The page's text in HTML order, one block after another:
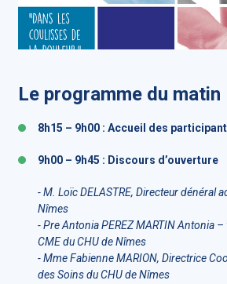
Le programme du matin
8h15 – 9h00 : Accueil des
9h00 – 9h45 : Discours d’ouverture
- M. Loïc DELASTRE, Directeur dénéral
Nîmes
- Pre Antonia PEREZ MARTIN Antonia
CME du CHU de Nîmes
- Mme Fabienne MARION, Directrice
des Soins du CHU de Nîmes